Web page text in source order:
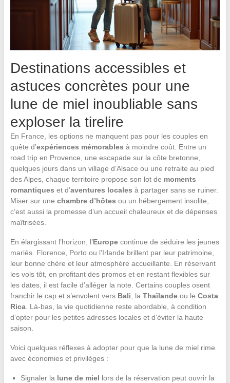
Destinations accessibles et
astuces concrètes pour une
lune de miel inoubliable sans
exploser la tirelire
En France, les options ne manquent pas pour les couples en
quête d’expériences mémorables à moindre coût. Entre un
road trip en Provence, une escapade sur la côte bretonne,
quelques jours dans un village d’Alsace ou une retraite au pied
des Alpes, chaque territoire propose son lot de moments
romantiques et d’aventures locales à partager sans se ruiner.
Miser sur une chambre d’hôtes ou un hébergement insolite,
c’est aussi la promesse d’un accueil chaleureux et de dépenses
maîtrisées.
En élargissant l’horizon, l’Europecontinue de séduire les jeunes
mariés. Florence, Porto ou l’Irlande brillent par leur patrimoine,
leur bonne chère et leur atmosphère accueillante. En réservant
les vols tôt, en profitant des promos et en restant flexibles sur
les dates, il est facile d’alléger la note. Certains couples osent
franchir le cap et s’envolent vers Bali , la Thaïlandeou le Costa
Rica. Là-bas, la vie quotidienne reste abordable, à condition
d’opter pour les petites adresses locales et d’éviter la haute
saison.
Voici quelques réflexes à adopter pour que la lune de miel rime
avec économies et privilèges :
Signaler la lune de miel lors de la réservation peut ouvrir la